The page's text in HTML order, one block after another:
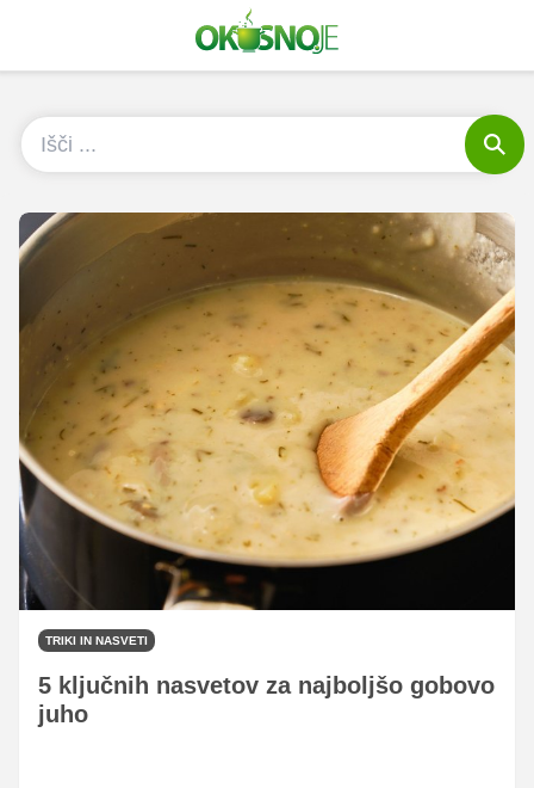
TRIKI IN NASVETI
5 ključnih nasvetov za najboljšo gobovo
juho